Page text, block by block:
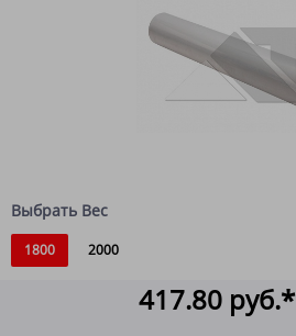
Выбрать Вес
1800 2000
417.80 руб.*